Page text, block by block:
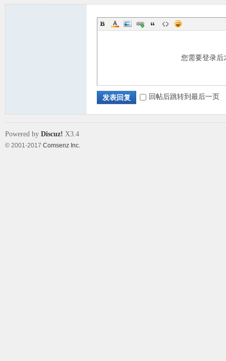
您需要登录
发表回复 回帖后跳转到最后一页
Powered by Discuz! X3.4
© 2001-2017 Comsenz Inc.